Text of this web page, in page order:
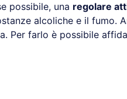
possibile, una regolare
alcoliche e il fumo.
Per farlo è possibile